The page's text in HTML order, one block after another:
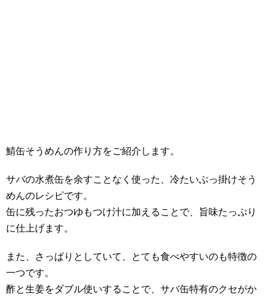
鯖缶そうめんの作り方をご紹介します。
サバの水煮缶を余すことなく使った、冷たいぶっ掛けそう
めんのレシピです。
缶に残ったおつゆもつけ汁に加えることで、旨味たっぷり
に仕上げます。
また、さっぱりとしていて、とても食べやすいのも特徴の
一つです。
酢と生姜をダブル使いすることで、サバ缶特有のクセがか